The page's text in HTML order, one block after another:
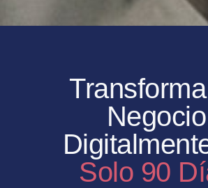
Negocio
Solo 90